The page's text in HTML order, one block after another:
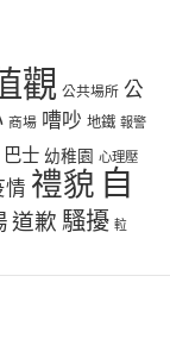
觀 公共場所 公
商場 嘈吵 地鐵 報警
巴士 幼稚園 心理壓
情 禮貌 自
道歉 騷擾 𨋢